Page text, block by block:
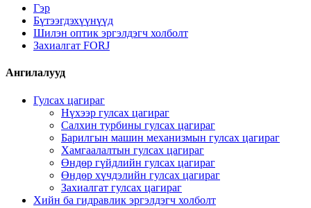
Гэр
Бүтээгдэхүүнүүд
Шилэн оптик эргэлдэгч холболт
Захиалгат FORJ
Ангилалууд
Гулсах цагираг
Нүхээр гулсах цагираг
Салхин турбины гулсах цагираг
Барилгын машин механизмын гулсах цагираг
Хамгаалалтын гулсах цагираг
Өндөр гүйдлийн гулсах цагираг
Өндөр хүчдэлийн гулсах цагираг
Захиалгат гулсах цагираг
Хийн ба гидравлик эргэлдэгч холболт